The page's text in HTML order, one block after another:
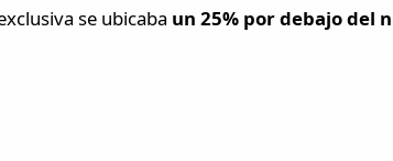
se ubicaba un 25% por debajo del